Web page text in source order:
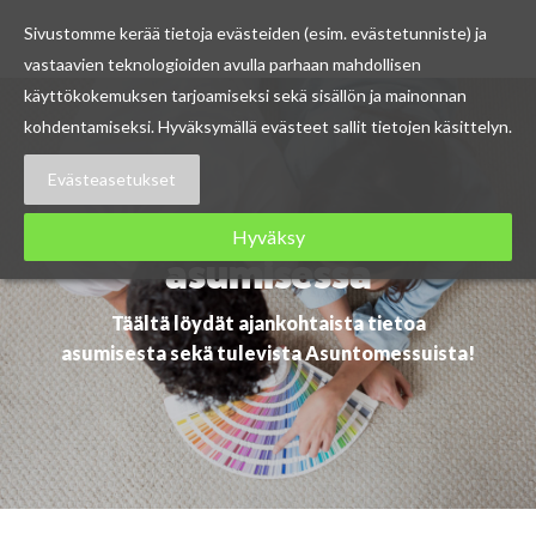
Skip
Ajankohtaista
asumisessa
Täältä löydät ajankohtaista tietoa
asumisesta sekä tulevista Asuntomessuista!
Sivustomme kerää tietoja evästeiden (esim. evästetunniste) ja
vastaavien teknologioiden avulla parhaan mahdollisen
käyttökokemuksen tarjoamiseksi sekä sisällön ja mainonnan
kohdentamiseksi. Hyväksymällä evästeet sallit tietojen käsittelyn.
Evästeasetukset
Hyväksy